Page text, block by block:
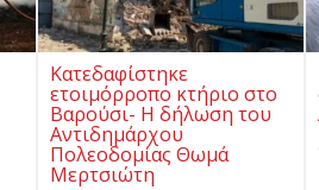
Κατεδαφίστηκε
ετοιμόρροπο κτήριο στο
Βαρούσι- Η δήλωση του
Αντιδημάρχου
Πολεοδομίας Θωμά
Μερτσιώτη